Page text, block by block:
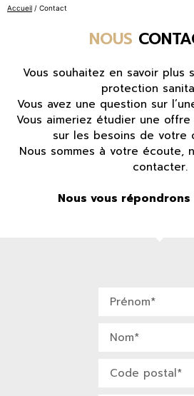
Accueil / Contact
NOUS
Vous souhaitez en savoir plus
protection
Vous avez une question sur
Vous aimeriez étudier une
sur les besoins de votre
Nous sommes à votre écoute,
contacter.
Nous vous répondrons